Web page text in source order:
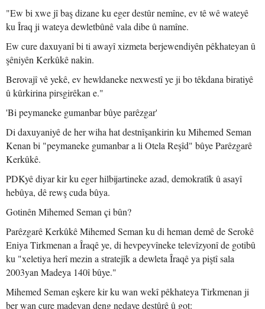
"Ew bi xwe jî baş dizane ku eger destûr nemîne, ev tê wê wateyê
ku Îraq ji wateya dewletbûnê vala dibe û namîne.
Ew cure daxuyanî bi ti awayî xizmeta berjewendiyên pêkhateyan û
şêniyên Kerkûkê nakin.
Berovajî vê yekê, ev hewldaneke nexwestî ye ji bo têkdana biratiyê
û kûrkirina pirsgirêkan e."
'Bi peymaneke gumanbar bûye parêzgar'
Di daxuyaniyê de her wiha hat destnîşankirin ku Mihemed Seman
Kenan bi "peymaneke gumanbar a li Otela Reşîd" bûye Parêzgarê
Kerkûkê.
PDKyê diyar kir ku eger hilbijartineke azad, demokratîk û asayî
hebûya, dê rewş cuda bûya.
Gotinên Mihemed Seman çi bûn?
Parêzgarê Kerkûkê Mihemed Seman ku di heman demê de Serokê
Eniya Tirkmenan a Îraqê ye, di hevpeyvîneke televîzyonî de gotibû
ku "xeletiya herî mezin a stratejîk a dewleta Îraqê ya piştî sala
2003yan Madeya 140î bûye."
Mihemed Seman eşkere kir ku wan wekî pêkhateya Tirkmenan ji
ber wan cure madeyan deng nedaye destûrê û got: